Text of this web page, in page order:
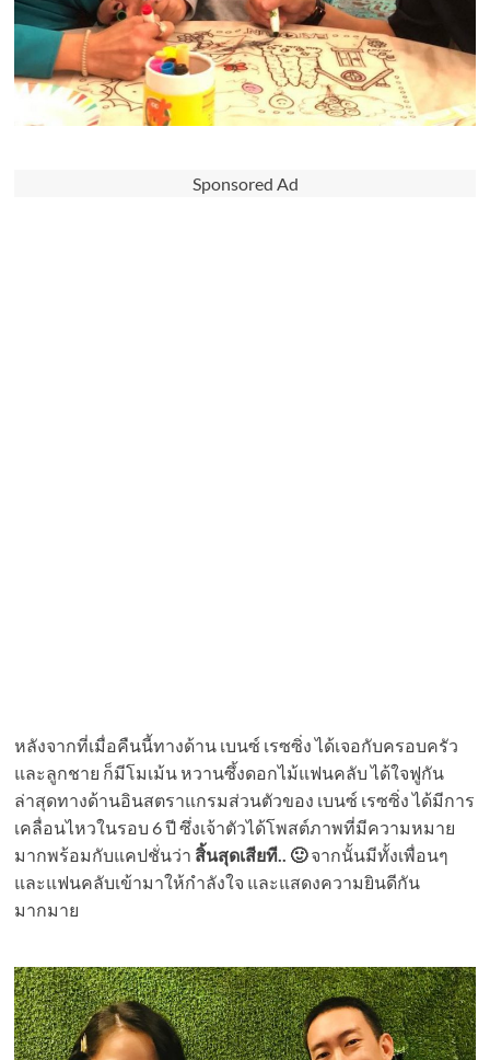
Sponsored Ad
หลังจากที่เมื่อคืนนี้ทางด้าน เบนซ์ เรซซิ่ง ได้เจอกับครอบครัว
และลูกชาย ก็มีโมเม้น หวานซึ้งดอกไม้แฟนคลับ ได้ใจฟูกัน
ล่าสุดทางด้านอินสตราแกรมส่วนตัวของ เบนซ์ เรซซิ่ง ได้มีการ
เคลื่อนไหวในรอบ 6 ปี ซึ่งเจ้าตัวได้โพสต์ภาพที่มีความหมาย
มากพร้อมกับแคปชั่นว่า สิ้นสุดเสียที.. 🙂จากนั้นมีทั้งเพื่อนๆ
และแฟนคลับเข้ามาให้กำลังใจ และแสดงความยินดีกัน
มากมาย